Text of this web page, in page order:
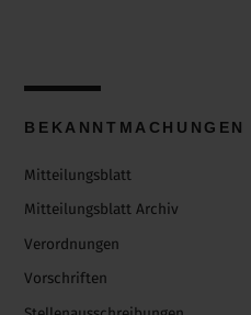
BEKANNTMACHUNGEN
Mitteilungsblatt
Mitteilungsblatt Archiv
Verordnungen
Vorschriften